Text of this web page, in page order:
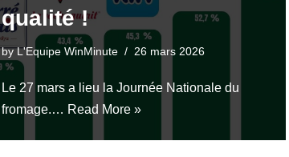
qualité !
byL'Equipe WinMinute 26 mars 2026
Le 27 mars a lieu la Journée Nationale du
fromage.… Read More »